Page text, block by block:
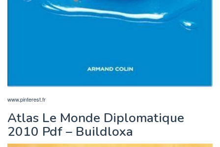
www.pinterest.fr
Atlas Le Monde Diplomatique
2010 Pdf – Buildloxa